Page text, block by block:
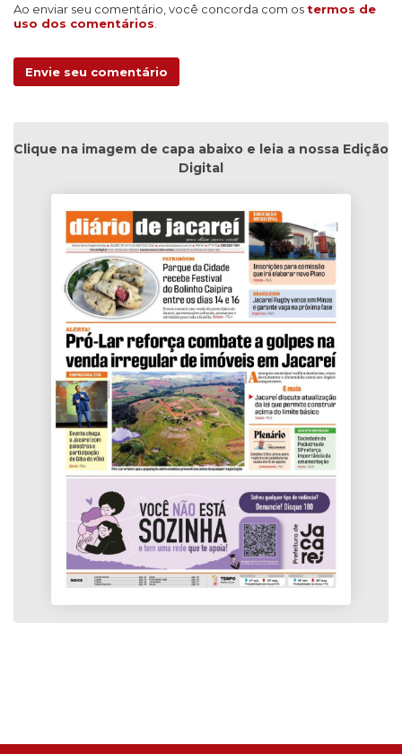
Ao enviar seu comentário, você concorda com os termos de
uso dos comentários
Envie seu comentário
Clique na imagem de capa abaixo e leia a nossa Edição
Digital